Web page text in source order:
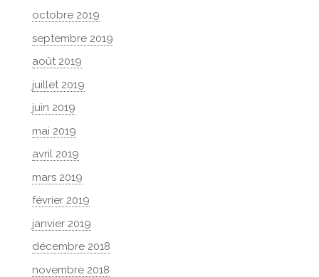
octobre 2019
septembre 2019
août 2019
juillet 2019
juin 2019
mai 2019
avril 2019
mars 2019
février 2019
janvier 2019
décembre 2018
novembre 2018